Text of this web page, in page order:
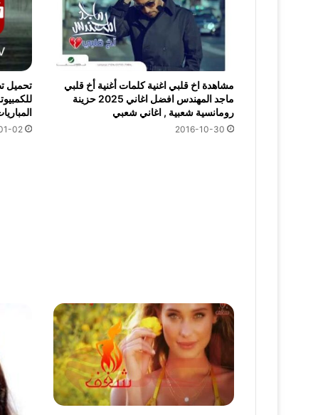
مشاهدة اخ قلبي اغنية كلمات أغنية أخ قلبي
ماجد المهندس افضل اغاني 2025 حزينة
رومانسية شعبية , اغاني شعبي
2016-10-30
02